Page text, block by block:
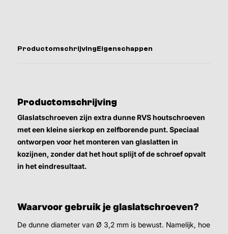
ProductomschrijvingEigenschappen
Productomschrijving
Glaslatschroeven zijn extra dunne RVS houtschroeven
met een kleine sierkop en zelfborende punt. Speciaal
ontworpen voor het monteren van glaslatten in
kozijnen, zonder dat het hout splijt of de schroef opvalt
in het eindresultaat.
Waarvoor gebruik je glaslatschroeven?
De dunne diameter van Ø 3,2 mm is bewust. Namelijk, hoe